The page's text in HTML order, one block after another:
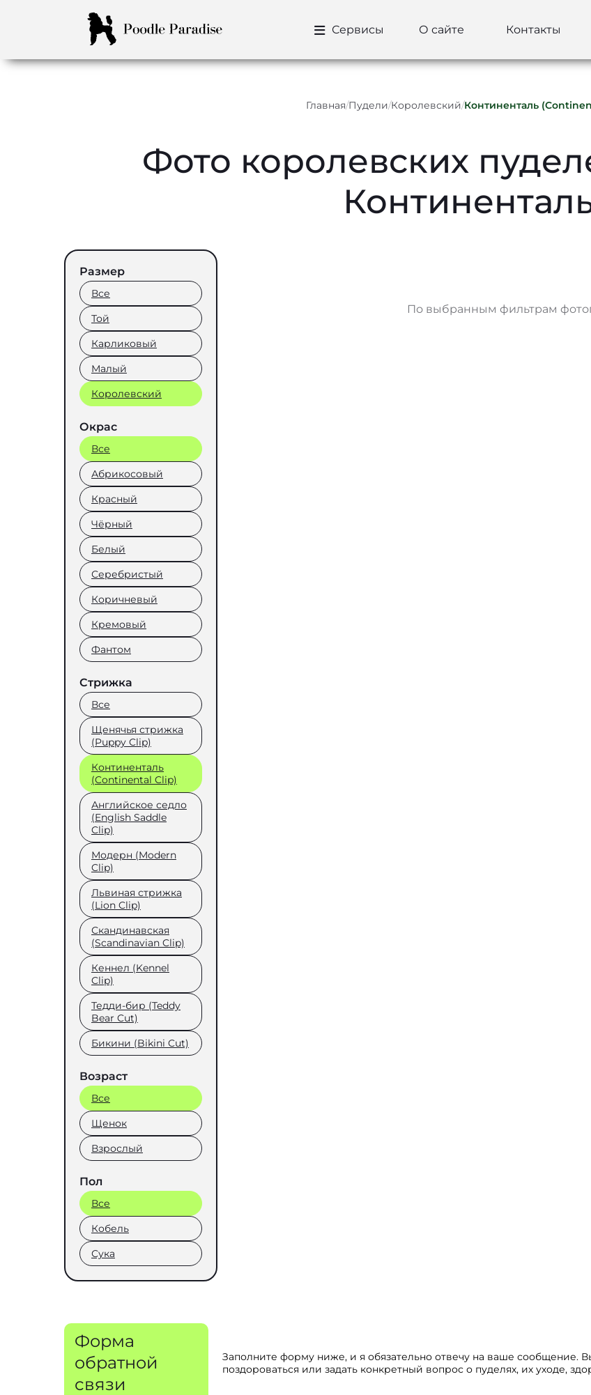
Сервисы О сайте Контакты
Главная/Пудели/Королевский/Континенталь
Фото королевских
Размер
Все
Той
Карликовый
Малый
Королевский
Окрас
Все
Абрикосовый
Красный
Чёрный
Белый
Серебристый
Коричневый
Кремовый
Фантом
Стрижка
Все
Щенячья стрижка
(Puppy Clip)
Континенталь
(Continental Clip)
Английское седло
(English Saddle
Clip)
Модерн (Modern
Clip)
Львиная стрижка
(Lion Clip)
Скандинавская
(Scandinavian Clip)
Кеннел (Kennel
Clip)
Тедди-бир (Teddy
Bear Cut)
Бикини (Bikini Cut)
Возраст
Все
Щенок
Взрослый
Пол
Все
Кобель
Сука
По выбранным фильтрам
Форма
обратной
связи
Заполните форму ниже, и я обязательно отвечу на ваше сообщение.
поздороваться или задать конкретный вопрос о пуделях, их уходе,